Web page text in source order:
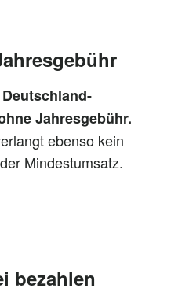
Deutschland-
Jahresgebühr.
ebenso kein
Mindestumsatz.
bezahlen